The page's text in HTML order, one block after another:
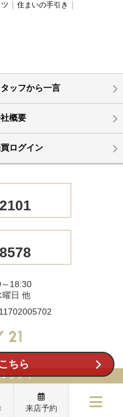
住まいの手引き
ッフから一言
概要
ログイン
18:30
曜日 他
ジンヤ
ちら
来店予約